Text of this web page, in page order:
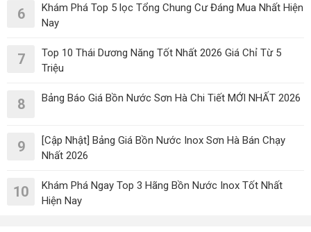
6
Khám Phá Top 5 lọc Tổng Chung Cư Đáng Mua Nhất Hiện
Nay
7
Top 10 Thái Dương Năng Tốt Nhất 2026 Giá Chỉ Từ 5
Triệu
8 Bảng Báo Giá Bồn Nước Sơn Hà Chi Tiết MỚI NHẤT 2026
9
[Cập Nhật] Bảng Giá Bồn Nước Inox Sơn Hà Bán Chạy
Nhất 2026
10
Khám Phá Ngay Top 3 Hãng Bồn Nước Inox Tốt Nhất
Hiện Nay